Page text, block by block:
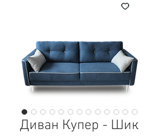
Диван Купер - Шик